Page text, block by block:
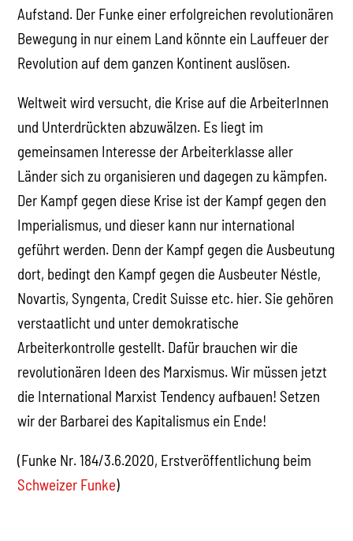
Aufstand. Der Funke einer erfolgreichen revolutionären
Bewegung in nur einem Land könnte ein Lauffeuer der
Revolution auf dem ganzen Kontinent auslösen.
Weltweit wird versucht, die Krise auf die ArbeiterInnen
und Unterdrückten abzuwälzen. Es liegt im
gemeinsamen Interesse der Arbeiterklasse aller
Länder sich zu organisieren und dagegen zu kämpfen.
Der Kampf gegen diese Krise ist der Kampf gegen den
Imperialismus, und dieser kann nur international
geführt werden. Denn der Kampf gegen die Ausbeutung
dort, bedingt den Kampf gegen die Ausbeuter Néstle,
Novartis, Syngenta, Credit Suisse etc. hier. Sie gehören
verstaatlicht und unter demokratische
Arbeiterkontrolle gestellt. Dafür brauchen wir die
revolutionären Ideen des Marxismus. Wir müssen jetzt
die International Marxist Tendency aufbauen! Setzen
wir der Barbarei des Kapitalismus ein Ende!
(Funke Nr. 184/3.6.2020, Erstveröffentlichung beim
Schweizer Funke)